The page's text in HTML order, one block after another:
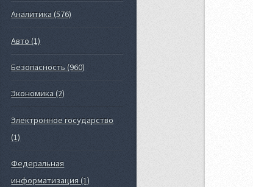
Аналитика (576)
Авто (1)
Безопасность (960)
Экономика (2)
Электронное государство
(1)
Федеральная
информатизация (1)